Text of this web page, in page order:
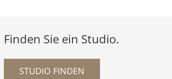
Finden Sie ein Studio.
STUDIO FINDEN